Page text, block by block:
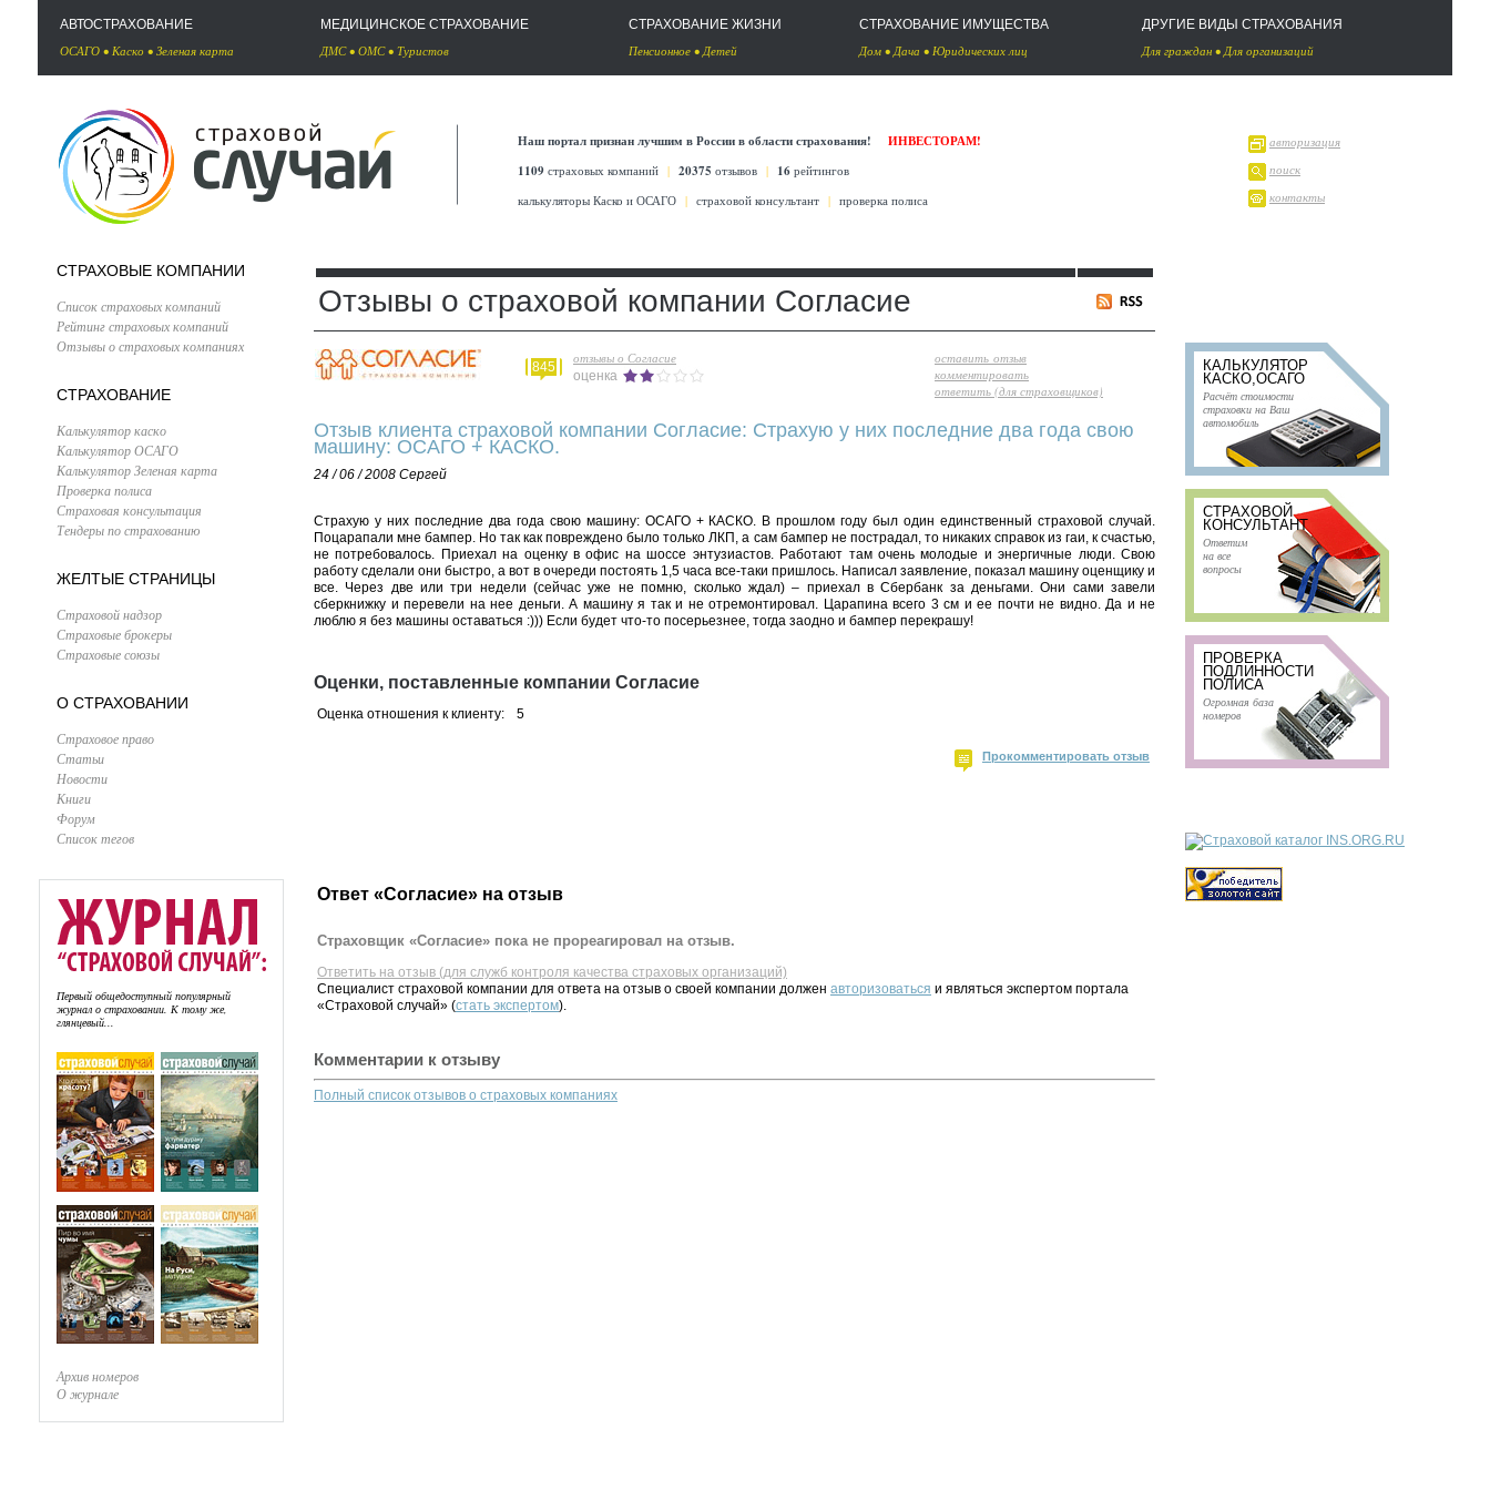
АВТОСТРАХОВАНИЕ
ОСАГО • Каско • Зеленая карта
МЕДИЦИНСКОЕ СТРАХОВАНИЕ
ДМС• ОМС• Туристов
СТРАХОВАНИЕ ЖИЗНИ
Пенсионное •Детей
СТРАХОВАНИЕ ИМУЩЕСТВА
Дом •Дача • Юридических лиц
ДРУГИЕ ВИДЫ СТРАХОВАНИЯ
Для граждан •Для организаций
Наш портал признан лучшим в России в области страхования!
ИНВЕСТОРАМ!
1109 страховых компаний | 20375 отзывов | 16 рейтингов
калькуляторы Каско и ОСАГО | страховой консультант | проверка полиса
авторизация
поиск
контакты
СТРАХОВЫЕ КОМПАНИИ
Список страховых компаний
Рейтинг страховых компаний
Отзывы о страховых компаниях
СТРАХОВАНИЕ
Калькулятор каско
Калькулятор ОСАГО
Калькулятор Зеленая карта
Проверка полиса
Страховая консультация
Тендеры по страхованию
ЖЕЛТЫЕ СТРАНИЦЫ
Страховой надзор
Страховые брокеры
Страховые союзы
О СТРАХОВАНИИ
Страховое право
Статьи
Новости
Книги
Форум
Список тегов
Первый общедоступный популярный
журнал о страховании. К тому же,
глянцевый...
Архив номеров
О журнале
Отзывы о страховой компании Согласие
845
отзывы о Согласие
оценка
оставить отзыв
комментировать
ответить (для страховщиков)
Отзыв клиента страховой компании Согласие: Страхую у них последние два года свою
машину: ОСАГО + КАСКО.
24 / 06 / 2008 Сергей
Страхую у них последние два года свою машину: ОСАГО + КАСКО. В прошлом году был один единственный страховой случай.
Поцарапали мне бампер. Но так как повреждено было только ЛКП, а сам бампер не пострадал, то никаких справок из гаи, к счастью,
не потребовалось. Приехал на оценку в офис на шоссе энтузиастов. Работают там очень молодые и энергичные люди. Свою
работу сделали они быстро, а вот в очереди постоять 1,5 часа все-таки пришлось. Написал заявление, показал машину оценщику и
все. Через две или три недели (сейчас уже не помню, сколько ждал) – приехал в Сбербанк за деньгами. Они сами завели
сберкнижку и перевели на нее деньги. А машину я так и не отремонтировал. Царапина всего 3 см и ее почти не видно. Да и не
люблю я без машины оставаться :))) Если будет что-то посерьезнее, тогда заодно и бампер перекрашу!
Оценки, поставленные компании Согласие
Оценка отношения к клиенту: 5
Прокомментировать отзыв
Ответ «Согласие» на отзыв
Страховщик «Согласие» пока не прореагировал на отзыв.
Ответить на отзыв (для служб контроля качества страховых организаций)
Специалист страховой компании для ответа на отзыв о своей компании должен авторизоваться и являться экспертом портала
«Страховой случай» (стать экспертом).
Комментарии к отзыву
Полный список отзывов о страховых компаниях
КАЛЬКУЛЯТОР
КАСКО,ОСАГО
Расчёт стоимости
страховки на Ваш
автомобиль
СТРАХОВОЙ
КОНСУЛЬТАНТ
Ответим
на все
вопросы
ПРОВЕРКА
ПОДЛИННОСТИ
ПОЛИСА
Огромная база
номеров